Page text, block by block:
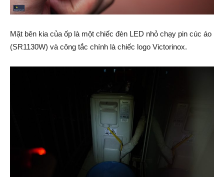
Mặt bên kia của ốp là một chiếc đèn LED nhỏ chạy pin cúc áo
(SR1130W) và công tắc chính là chiếc logo Victorinox.